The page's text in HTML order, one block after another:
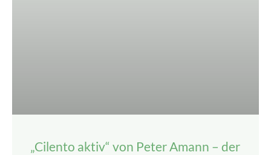
„Cilento aktiv“ von Peter Amann – der